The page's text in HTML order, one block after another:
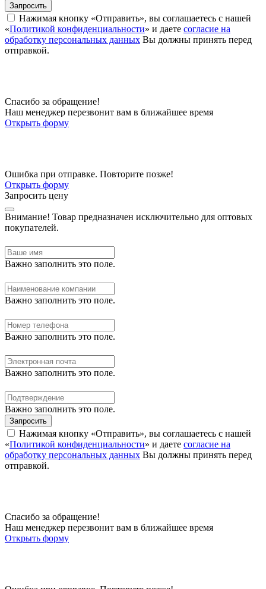
Запросить
Нажимая кнопку «Отправить», вы соглашаетесь с нашей
«Политикой конфиденциальности» и даете согласие на
обработку персональных данных Вы должны принять перед
отправкой.
Спасибо за обращение!
Наш менеджер перезвонит вам в ближайшее время
Открыть форму
Ошибка при отправке. Повторите позже!
Открыть форму
Запросить цену
Внимание! Товар предназначен исключительно для оптовых
покупателей.
Важно заполнить это поле.
Важно заполнить это поле.
Важно заполнить это поле.
Важно заполнить это поле.
Важно заполнить это поле.
Запросить
Нажимая кнопку «Отправить», вы соглашаетесь с нашей
«Политикой конфиденциальности» и даете согласие на
обработку персональных данных Вы должны принять перед
отправкой.
Спасибо за обращение!
Наш менеджер перезвонит вам в ближайшее время
Открыть форму